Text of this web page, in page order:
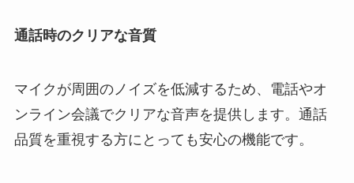
通話時のクリアな音質
マイクが周囲のノイズを低減するため、電話やオ
ンライン会議でクリアな音声を提供します。通話
品質を重視する方にとっても安心の機能です。